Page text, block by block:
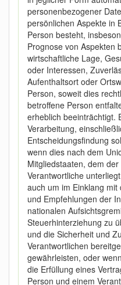
personenbezogener
persönlichen Aspekte in
Person besteht,
Prognose von Aspekten
wirtschaftliche Lage,
oder Interessen,
Aufenthaltsort oder
Person, soweit dies
betroffene Person
erheblich beeinträchtigt.
Verarbeitung,
Entscheidungsfindung
wenn dies nach dem
Mitgliedstaaten, dem
Verantwortliche
auch um im Einklang
und Empfehlungen der
nationalen
Steuerhinterziehung zu
und die Sicherheit und
Verantwortlichen
gewährleisten, oder
die Erfüllung eines
Person und einem